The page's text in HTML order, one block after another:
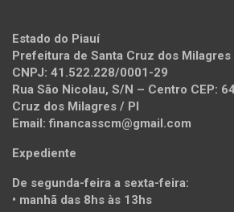
Estado do Piauí
Prefeitura de Santa Cruz dos Milagres
CNPJ: 41.522.228/0001-29
Rua São Nicolau, S/N – Centro CEP:
Cruz dos Milagres / PI
Email: financasscm@gmail.com
Expediente
De segunda-feira a sexta-feira:
• manhã das 8hs às 13hs